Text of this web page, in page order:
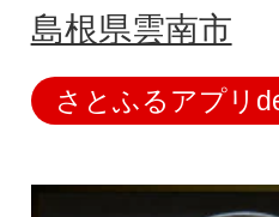
島根県雲南市
さとふるアプリ